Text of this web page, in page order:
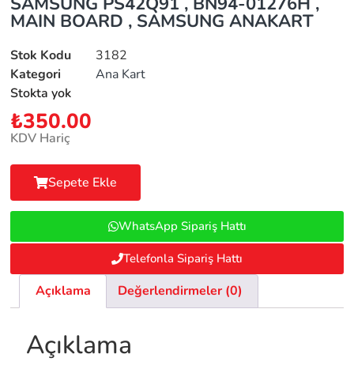
MAIN BOARD , SAMSUNG ANAKART
Stok Kodu
3182
Kategori
Ana Kart
Stokta yok
₺350.00
KDV Hariç
Sepete Ekle
WhatsApp Sipariş Hattı
Telefonla Sipariş Hattı
Açıklama Değerlendirmeler (0)
Açıklama